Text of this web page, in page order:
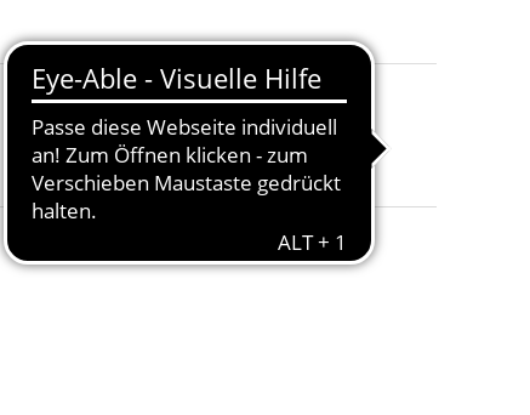
region:
Farbrichtung: Grün